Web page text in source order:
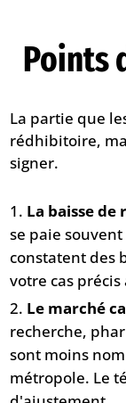
Points
La partie que
rédhibitoire,
signer.
La baisse de
se paie
constatent des
votre cas
Le marché
recherche,
sont moins
métropole. Le